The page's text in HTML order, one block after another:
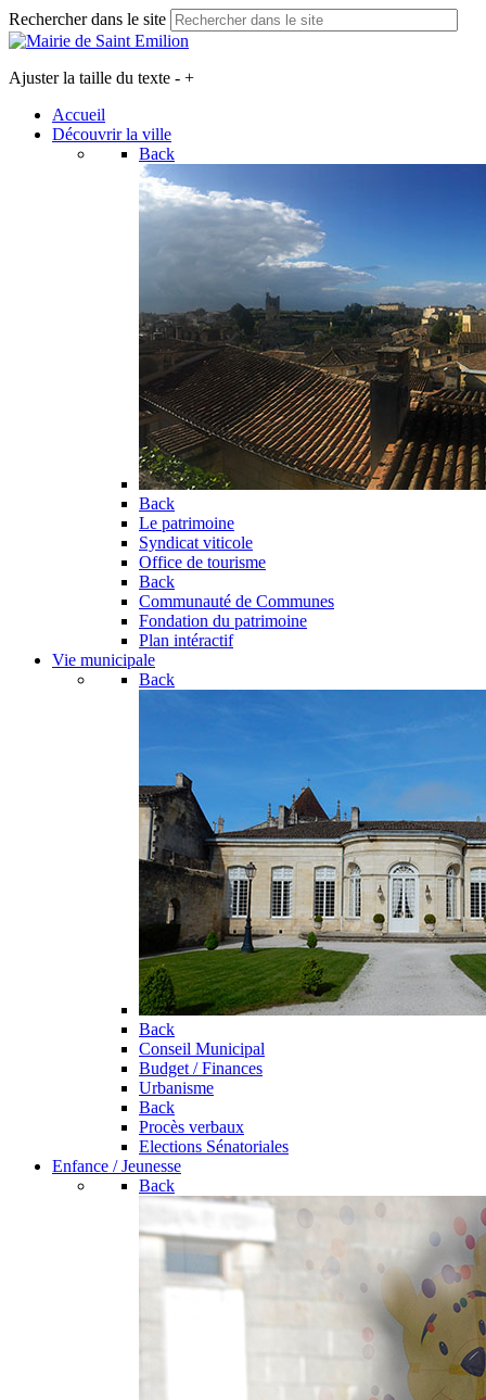
Rechercher dans le site
Ajuster la taille du texte - +
Accueil
Découvrir la ville
Back
Back
Le patrimoine
Syndicat viticole
Office de tourisme
Back
Communauté de Communes
Fondation du patrimoine
Plan intéractif
Vie municipale
Back
Back
Conseil Municipal
Budget / Finances
Urbanisme
Back
Procès verbaux
Elections Sénatoriales
Enfance / Jeunesse
Back